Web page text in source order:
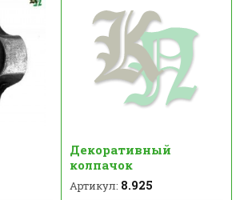
Декоративный
колпачок
Артикул: 8.925